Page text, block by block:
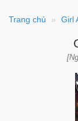
Trang chủ Girl